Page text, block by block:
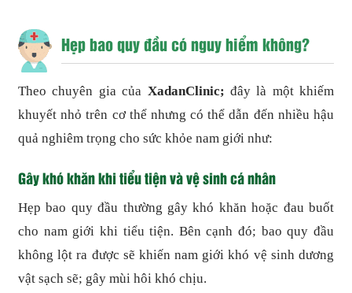
Hẹp bao quy đầu có nguy hiểm không?
Theo chuyên gia của XadanClinic; đây là một khiếm
khuyết nhỏ trên cơ thể nhưng có thể dẫn đến nhiều hậu
quả nghiêm trọng cho sức khỏe nam giới như:
Gây khó khăn khi tiểu tiện và vệ sinh cá nhân
Hẹp bao quy đầu thường gây khó khăn hoặc đau buốt
cho nam giới khi tiểu tiện. Bên cạnh đó; bao quy đầu
không lột ra được sẽ khiến nam giới khó vệ sinh dương
vật sạch sẽ; gây mùi hôi khó chịu.